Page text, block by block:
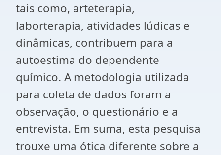
tais como, arteterapia,
laborterapia, atividades lúdicas e
dinâmicas, contribuem para a
autoestima do dependente
químico. A metodologia utilizada
para coleta de dados foram a
observação, o questionário e a
entrevista. Em suma, esta pesquisa
trouxe uma ótica diferente sobre a